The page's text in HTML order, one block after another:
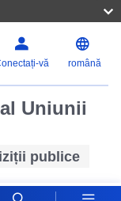
vă română
Uniunii
publice